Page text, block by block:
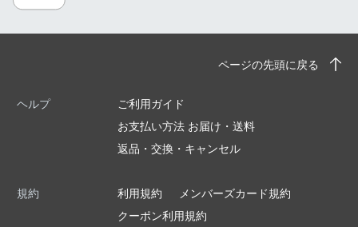
ページの先頭に戻る
ヘルプ
ご利用ガイド
お支払い方法 お届け・送料
返品・交換・キャンセル
規約 利用規約
メンバーズカード規約
クーポン利用規約